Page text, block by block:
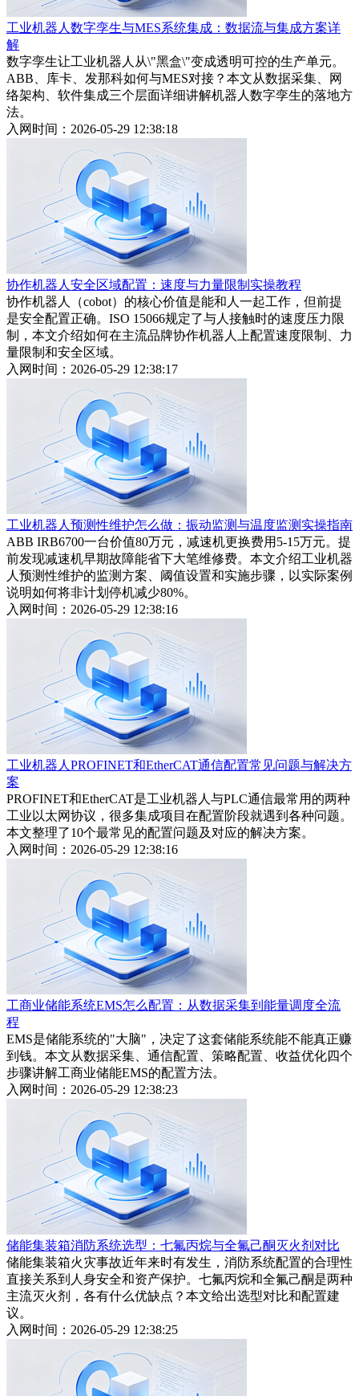
工业机器人数字孪生与MES系统集成：数据流与集成方案详
解
数字孪生让工业机器人从\"黑盒\"变成透明可控的生产单元。
ABB、库卡、发那科如何与MES对接？本文从数据采集、网
络架构、软件集成三个层面详细讲解机器人数字孪生的落地方
法。
入网时间：2026-05-29 12:38:18
协作机器人安全区域配置：速度与力量限制实操教程
协作机器人（cobot）的核心价值是能和人一起工作，但前提
是安全配置正确。ISO 15066规定了与人接触时的速度压力限
制，本文介绍如何在主流品牌协作机器人上配置速度限制、力
量限制和安全区域。
入网时间：2026-05-29 12:38:17
工业机器人预测性维护怎么做：振动监测与温度监测实操指南
ABB IRB6700一台价值80万元，减速机更换费用5-15万元。提
前发现减速机早期故障能省下大笔维修费。本文介绍工业机器
人预测性维护的监测方案、阈值设置和实施步骤，以实际案例
说明如何将非计划停机减少80%。
入网时间：2026-05-29 12:38:16
工业机器人PROFINET和EtherCAT通信配置常见问题与解决方
案
PROFINET和EtherCAT是工业机器人与PLC通信最常用的两种
工业以太网协议，很多集成项目在配置阶段就遇到各种问题。
本文整理了10个最常见的配置问题及对应的解决方案。
入网时间：2026-05-29 12:38:16
工商业储能系统EMS怎么配置：从数据采集到能量调度全流
程
EMS是储能系统的"大脑"，决定了这套储能系统能不能真正赚
到钱。本文从数据采集、通信配置、策略配置、收益优化四个
步骤讲解工商业储能EMS的配置方法。
入网时间：2026-05-29 12:38:23
储能集装箱消防系统选型：七氟丙烷与全氟己酮灭火剂对比
储能集装箱火灾事故近年来时有发生，消防系统配置的合理性
直接关系到人身安全和资产保护。七氟丙烷和全氟己酮是两种
主流灭火剂，各有什么优缺点？本文给出选型对比和配置建
议。
入网时间：2026-05-29 12:38:25